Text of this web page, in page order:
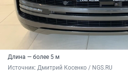
Длина — более 5 м
Источник: Дмитрий Косенко / NGS.RU